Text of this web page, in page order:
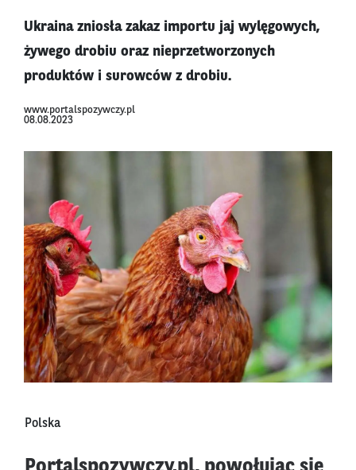
Ukraina zniosła zakaz importu jaj wylęgowych,
żywego drobiu oraz nieprzetworzonych
produktów i surowców z drobiu.
www.portalspozywczy.pl
08.08.2023
Polska